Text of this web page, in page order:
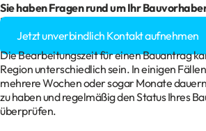
Sie haben Fragen rund um Ihr
Baugenehmigung?
Jetzt unverbindlich Kontakt aufnehmen
Die Bearbeitungszeit für einen Bauantrag
Region unterschiedlich sein. In einigen
mehrere Wochen oder sogar Monate
zu haben und regelmäßig den Status Ihres
überprüfen.